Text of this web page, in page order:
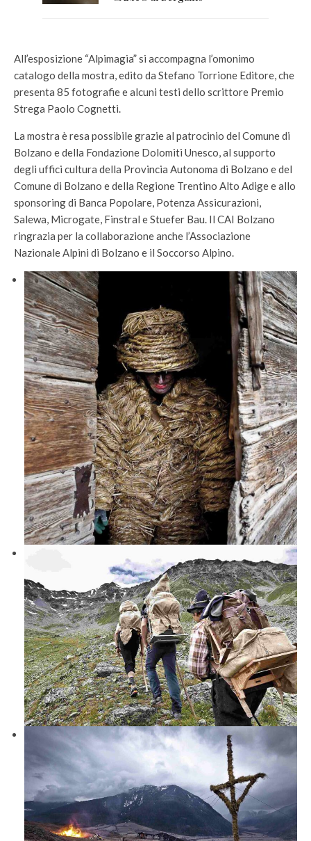
All’esposizione “Alpimagia” si accompagna l’omonimo
catalogo della mostra, edito da Stefano Torrione Editore, che
presenta 85 fotografie e alcuni testi dello scrittore Premio
Strega Paolo Cognetti.
La mostra è resa possibile grazie al patrocinio del Comune di
Bolzano e della Fondazione Dolomiti Unesco, al supporto
degli uffici cultura della Provincia Autonoma di Bolzano e del
Comune di Bolzano e della Regione Trentino Alto Adige e allo
sponsoring di Banca Popolare, Potenza Assicurazioni,
Salewa, Microgate, Finstral e Stuefer Bau. Il CAI Bolzano
ringrazia per la collaborazione anche l’Associazione
Nazionale Alpini di Bolzano e il Soccorso Alpino.